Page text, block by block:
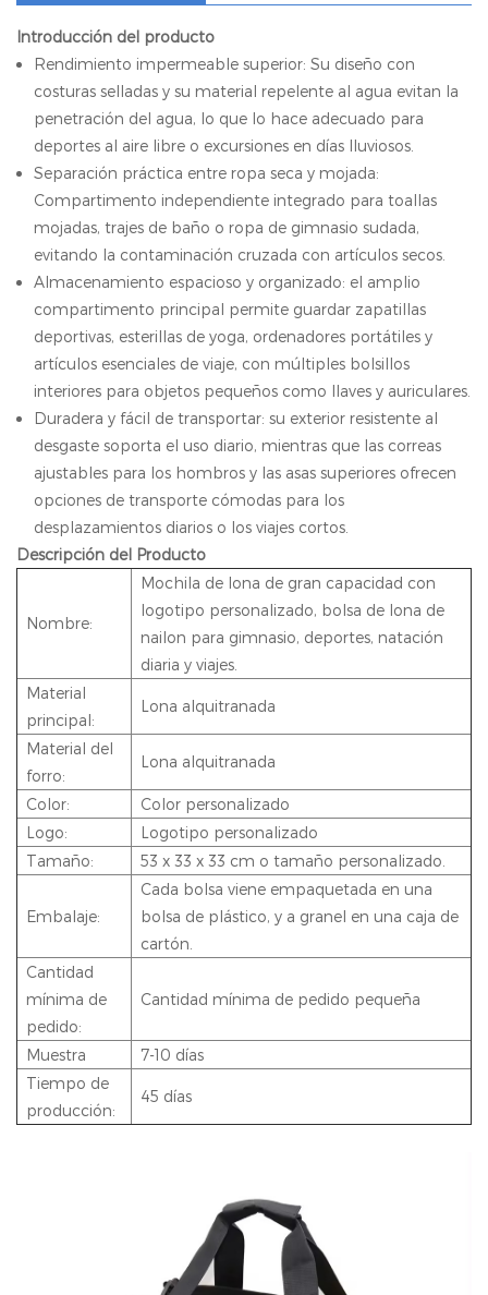
Introducción del producto
Rendimiento impermeable superior: Su diseño con
costuras selladas y su material repelente al agua evitan la
penetración del agua, lo que lo hace adecuado para
deportes al aire libre o excursiones en días lluviosos.
Separación práctica entre ropa seca y mojada:
Compartimento independiente integrado para toallas
mojadas, trajes de baño o ropa de gimnasio sudada,
evitando la contaminación cruzada con artículos secos.
Almacenamiento espacioso y organizado: el amplio
compartimento principal permite guardar zapatillas
deportivas, esterillas de yoga, ordenadores portátiles y
artículos esenciales de viaje, con múltiples bolsillos
interiores para objetos pequeños como llaves y auriculares.
Duradera y fácil de transportar: su exterior resistente al
desgaste soporta el uso diario, mientras que las correas
ajustables para los hombros y las asas superiores ofrecen
opciones de transporte cómodas para los
desplazamientos diarios o los viajes cortos.
Descripción del Producto
Nombre:
Mochila de lona de gran capacidad con
logotipo personalizado, bolsa de lona de
nailon para gimnasio, deportes, natación
diaria y viajes.
Material
principal:
Lona alquitranada
Material del
forro:
Lona alquitranada
Color:
Color personalizado
Logo:
Logotipo personalizado
Tamaño:
53 x 33 x 33 cm o tamaño personalizado.
Embalaje:
Cada bolsa viene empaquetada en una
bolsa de plástico, y a granel en una caja de
cartón.
Cantidad
mínima de
pedido:
Cantidad mínima de pedido pequeña
Muestra
7-10 días
Tiempo de
producción:
45 días